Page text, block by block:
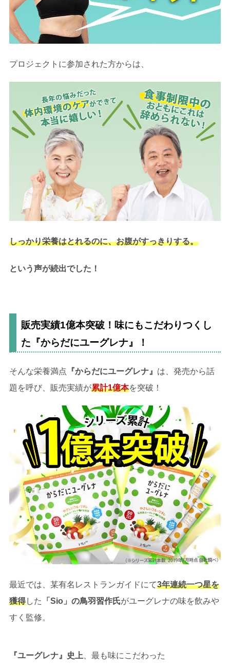
プロジェクトに参加された方からは、
しっかり栄養はとれるのに、お腹がすっきりする。
という声が続出でした！
販売実績1億本突破！味にもこだわりつくし
た『からだにユーグレナ』！
そんな栄養満点 『からだにユーグレナ』 は、発売から話
題を呼び、販売実績が累計1億本を突破！
最近では、某有名レストランガイドにて3年連続一つ星を
獲得した 「Sio」の鳥羽習作氏がユーグレナの味を飲みや
すく監修。
『ユーグレナ』史上 、最も味にこだわった